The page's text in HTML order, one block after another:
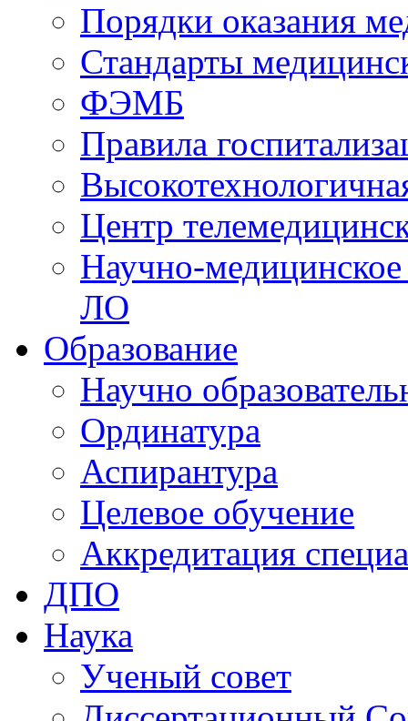
Порядки оказания
Стандарты
ФЭМБ
Правила
Центр
Научно-
ЛО
Образование
Научно
Ординатура
Аспирантура
Целевое обучение
Аккредитация
ДПО
Наука
Ученый совет